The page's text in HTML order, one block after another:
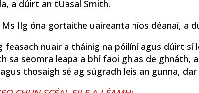
a dúirt an tUasal Smith.
Ms Ilg óna gortaithe uaireanta níos déanaí, a
feasach nuair a tháinig na póilíní agus dúirt sí
sa seomra leapa a bhí faoi ghlas de ghnáth,
thosaigh sé ag súgradh leis an gunna,